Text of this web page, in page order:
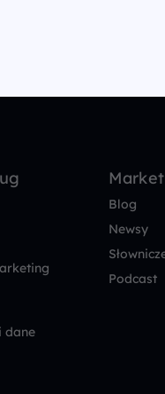
dane
Blog
Newsy
Podcast